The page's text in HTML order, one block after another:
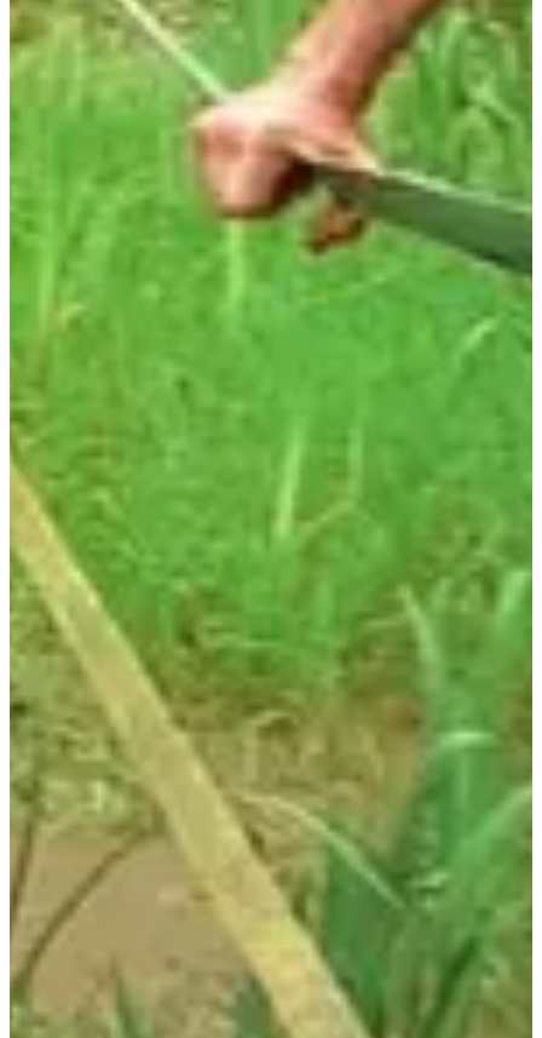
+50
Dates d'inscription
Pas encore communiquées
Plus d'info
Plus d'info
Date à confirmer
Trail le chevreuil 10 km
Trail
Trail découverte